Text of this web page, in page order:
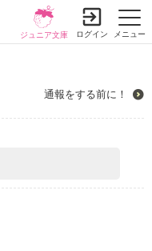
メニュー
ジュニア文庫 ログイン
通報をする前に！